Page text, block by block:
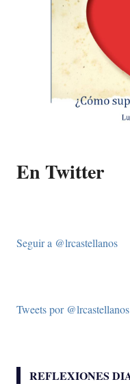
En Twitter
Seguir a @lrcastellanos
Tweets por @lrcastellanos
REFLEXIONES